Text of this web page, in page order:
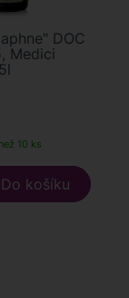
DOC
Medici
10 ks